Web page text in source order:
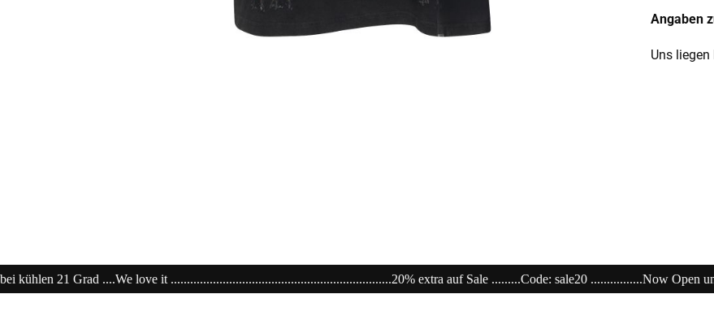
Angaben
Uns
....................................................................20% extra auf Sale .........Code: sale20 ................Now Open unser Super---